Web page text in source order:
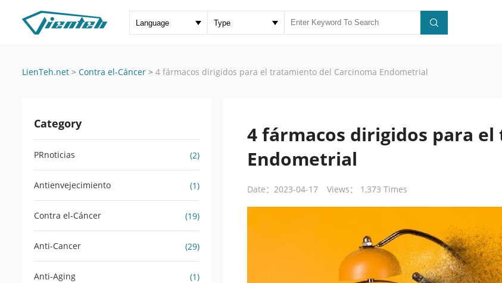
LienTeh.net > Contra el-Cáncer > 4 fármacos dirigidos para el tratamiento del Carcinoma Endometrial
4 fármacos dirigidos para
Endometrial
Date：2023-04-17 Views： 1,373 Times
Category
PRnoticias (2)
Antienvejecimiento (1)
Contra el-Cáncer (19)
Anti-Cancer (29)
Anti-Aging (1)